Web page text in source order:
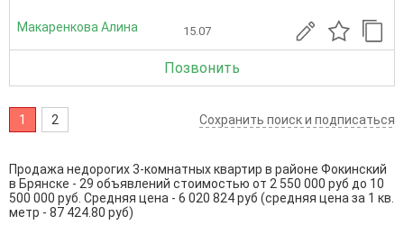
Макаренкова Алина 15.07
Позвонить
1 2 Сохранить поиск и подписаться
Продажа недорогих 3-комнатных квартир в районе Фокинский
в Брянске - 29 объявлений стоимостью от 2 550 000 руб до 10
500 000 руб. Средняя цена - 6 020 824 руб (средняя цена за 1 кв.
метр - 87 424.80 руб)